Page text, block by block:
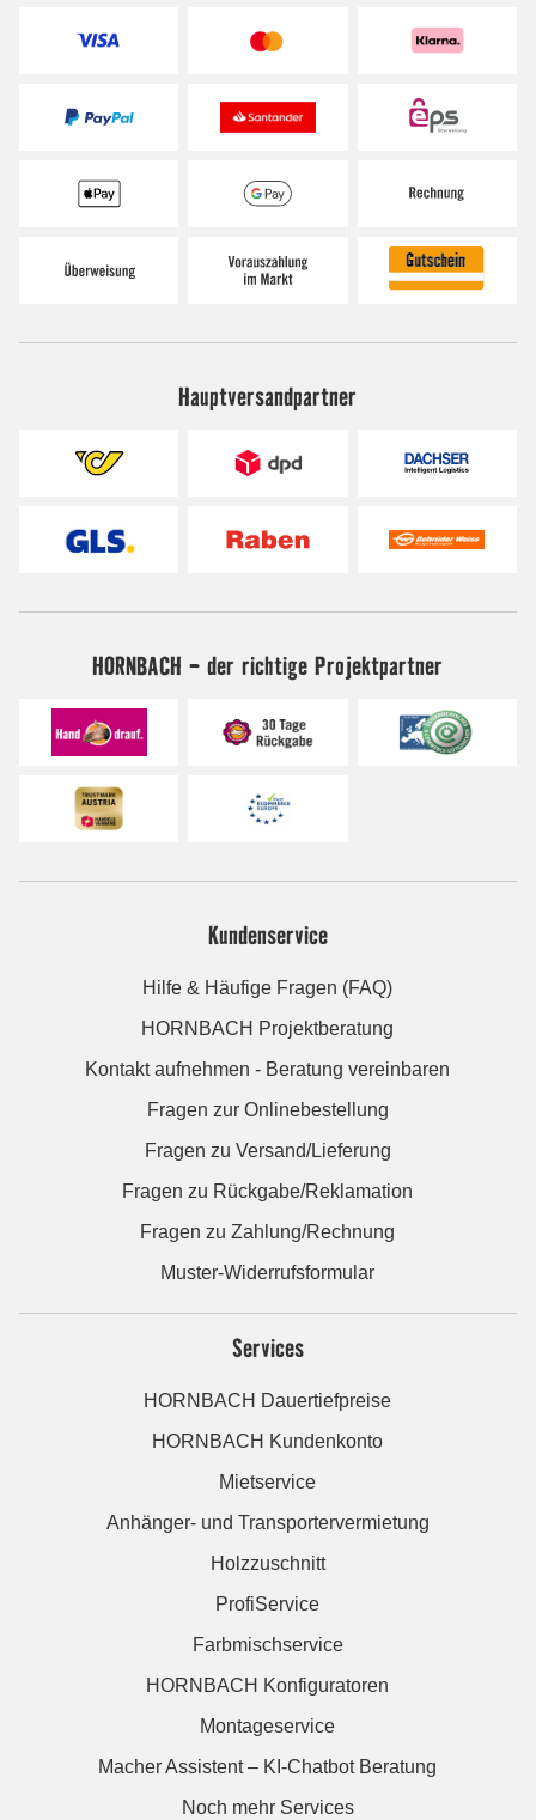
Hauptversandpartner
HORNBACH - der richtige Projektpartner
Kundenservice
Hilfe & Häufige Fragen (FAQ)
HORNBACH Projektberatung
Kontakt aufnehmen - Beratung vereinbaren
Fragen zur Onlinebestellung
Fragen zu Versand/Lieferung
Fragen zu Rückgabe/Reklamation
Fragen zu Zahlung/Rechnung
Muster-Widerrufsformular
Services
HORNBACH Dauertiefpreise
HORNBACH Kundenkonto
Mietservice
Anhänger- und Transportervermietung
Holzzuschnitt
ProfiService
Farbmischservice
HORNBACH Konfiguratoren
Montageservice
Macher Assistent – KI-Chatbot Beratung
Noch mehr Services